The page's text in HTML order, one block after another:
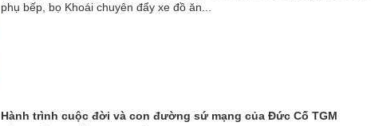
phụ bếp, bọ Khoái chuyên đẩy xe đồ ăn...
Hành trình cuộc đời và con đường sứ mạng của Đức Cố TGM